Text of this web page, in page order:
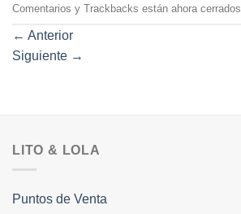
Comentarios y Trackbacks están ahora cerrados.
← Anterior
Siguiente →
LITO & LOLA
Puntos de Venta